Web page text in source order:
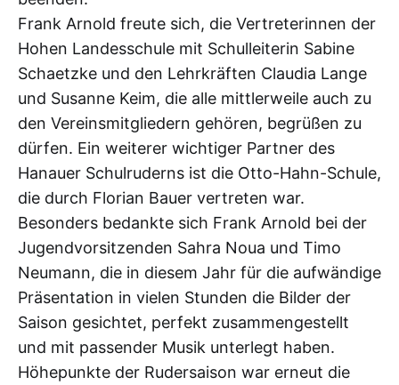
Frank Arnold freute sich, die Vertreterinnen der
Hohen Landesschule mit Schulleiterin Sabine
Schaetzke und den Lehrkräften Claudia Lange
und Susanne Keim, die alle mittlerweile auch zu
den Vereinsmitgliedern gehören, begrüßen zu
dürfen. Ein weiterer wichtiger Partner des
Hanauer Schulruderns ist die Otto-Hahn-Schule,
die durch Florian Bauer vertreten war.
Besonders bedankte sich Frank Arnold bei der
Jugendvorsitzenden Sahra Noua und Timo
Neumann, die in diesem Jahr für die aufwändige
Präsentation in vielen Stunden die Bilder der
Saison gesichtet, perfekt zusammengestellt
und mit passender Musik unterlegt haben.
Höhepunkte der Rudersaison war erneut die